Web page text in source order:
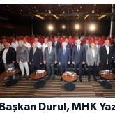
Başkan Durul, MHK